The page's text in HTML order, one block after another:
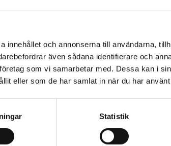
innehållet och annonserna till användarna,
även sådana identifierare och
som vi samarbetar med. Dessa kan i
eller som de har samlat in när du har
Statistik
Emmishopens
inkorg
Prenumerera
med vår